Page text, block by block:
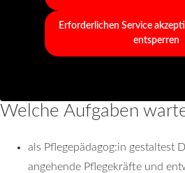
Erforderlichen Service
entsperren
Welche Aufgaben
als Pflegepädagog:in gestaltest
angehende Pflegekräfte und